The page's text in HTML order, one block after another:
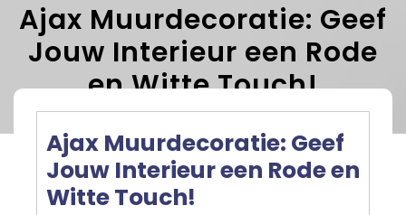
Ajax Muurdecoratie: Geef
Jouw Interieur een Rode
en Witte Touch!
Ajax Muurdecoratie: Geef
Jouw Interieur een Rode en
Witte Touch!